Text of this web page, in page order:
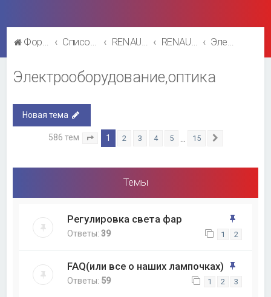
Форум Рено Список форумов RENAULT SYMBOL RENAULT SYMBOL Электрооборудование,оптика
Электрооборудование,оптика
Новая тема
586 тем Страница из 15
1 2 3 4 5 15
Темы
Регулировка света фар
Ответы:39 1 2
FAQ(или все о наших лампочках)
Ответы: 59 1 2 3